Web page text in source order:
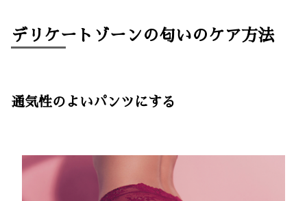
デリケートゾーンの匂いのケア方法
通気性のよいパンツにする